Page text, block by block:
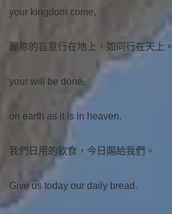
your kingdom come,
願祢的旨意行在地上，如同行在天上。
your will be done,
on earth as it is in heaven.
我們日用的飲食，今日賜給我們。
Give us today our daily bread.